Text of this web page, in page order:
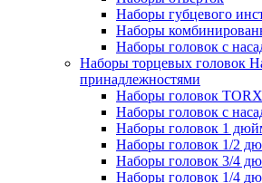
Наборы губцевого
Наборы
Наборы головок с
Наборы торцевых головок
принадлежностями
Наборы головок TORX
Наборы головок с
Наборы головок 1
Наборы головок 1/2
Наборы головок 3/4
Наборы головок 1/4